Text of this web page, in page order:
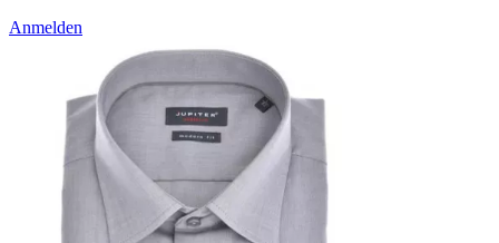
Anmelden